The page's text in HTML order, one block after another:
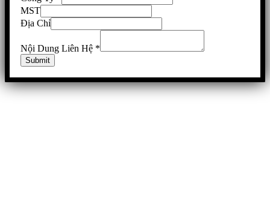
MST
Địa Chỉ
Nội Dung Liên Hệ *
Submit